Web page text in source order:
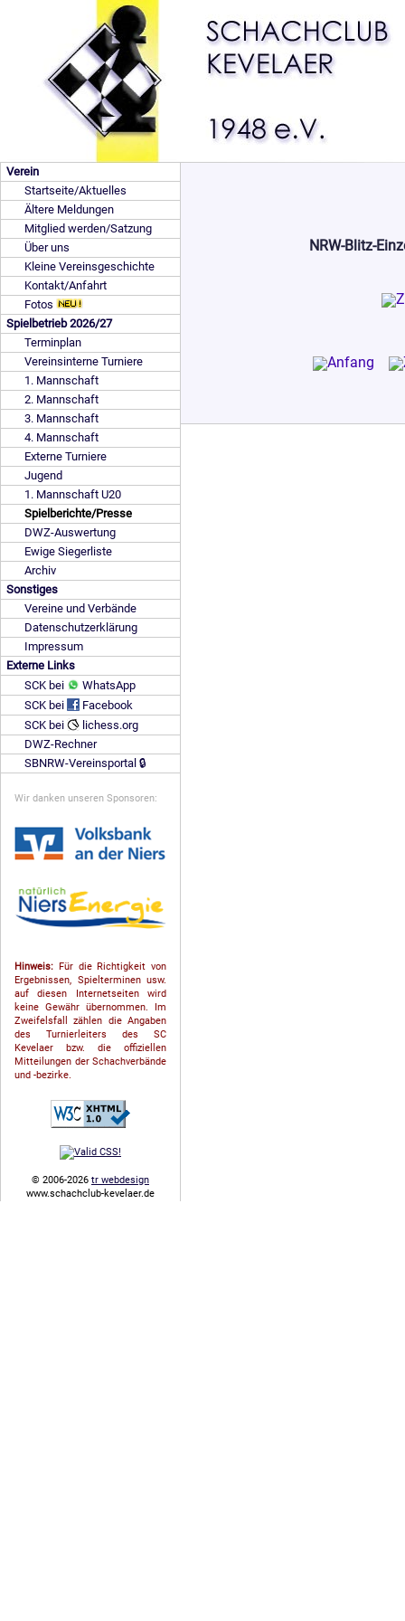
Verein
Startseite/Aktuelles
Ältere Meldungen
Mitglied werden/Satzung
Über uns
Kleine Vereinsgeschichte
Kontakt/Anfahrt
Fotos
Spielbetrieb 2026/27
Terminplan
Vereinsinterne Turniere
1. Mannschaft
2. Mannschaft
3. Mannschaft
4. Mannschaft
Externe Turniere
Jugend
1. Mannschaft U20
Spielberichte/Presse
DWZ-Auswertung
Ewige Siegerliste
Archiv
Sonstiges
Vereine und Verbände
Datenschutzerklärung
Impressum
Externe Links
SCK bei
WhatsApp
SCK bei
Facebook
SCK bei
lichess.org
DWZ-Rechner
SBNRW-Vereinsportal 🔒
Wir danken unseren Sponsoren:
Hinweis: Für die Richtigkeit von
Ergebnissen, Spielterminen usw.
auf diesen Internetseiten wird
keine Gewähr übernommen. Im
Zweifelsfall zählen die Angaben
des Turnierleiters des SC
Kevelaer bzw. die offiziellen
Mitteilungen der Schach­ver­bände
und -bezirke.
© 2006-2026 tr webdesign
www.schachclub-kevelaer.de
NRW-Blitz-